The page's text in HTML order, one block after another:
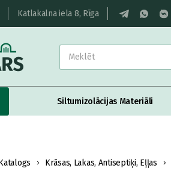
Katlakalna iela 8, Rīga
Siltumizolācijas Materiāli
Krāsas, Lakas, Antiseptiķi, Eļļas